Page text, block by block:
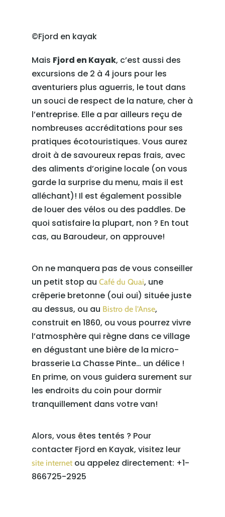
©Fjord en kayak
Mais Fjord en Kayak, c’est aussi des
excursions de 2 à 4 jours pour les
aventuriers plus aguerris, le tout dans
un souci de respect de la nature, cher à
l’entreprise. Elle a par ailleurs reçu de
nombreuses accréditations pour ses
pratiques écotouristiques. Vous aurez
droit à de savoureux repas frais, avec
des aliments d’origine locale (on vous
garde la surprise du menu, mais il est
alléchant)! Il est également possible
de louer des vélos ou des paddles. De
quoi satisfaire la plupart, non ? En tout
cas, au Baroudeur, on approuve!
On ne manquera pas de vous conseiller
un petit stop au Café du Quai, une
crêperie bretonne (oui oui) située juste
au dessus, ou au Bistro de l’Anse,
construit en 1860, ou vous pourrez vivre
l’atmosphère qui règne dans ce village
en dégustant une bière de la micro-
brasserie La Chasse Pinte… un délice !
En prime, on vous guidera surement sur
les endroits du coin pour dormir
tranquillement dans votre van!
Alors, vous êtes tentés ? Pour
contacter Fjord en Kayak, visitez leur
site internetou appelez directement: +1-
866725-2925